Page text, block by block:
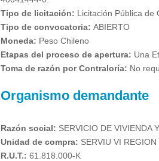
Tipo de licitación: Licitación Pública de
Tipo de convocatoria: ABIERTO
Moneda: Peso Chileno
Etapas del proceso de apertura: Una
Toma de razón por Contraloría: No
Organismo demandante
Razón social: SERVICIO DE VIVIENDA
Unidad de compra: SERVIU VI REGION
R.U.T.:61.818.000-K